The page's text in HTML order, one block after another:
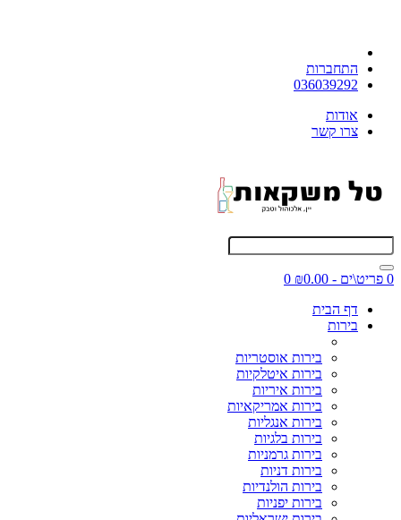
התחברות
036039292
אודות
צרו קשר
0 פריט\ים - ₪0.00
0
דף הבית
בירות
בירות אוסטריות
בירות איטלקיות
בירות איריות
בירות אמריקאיות
בירות אנגליות
בירות בלגיות
בירות גרמניות
בירות דניות
בירות הולנדיות
בירות יפניות